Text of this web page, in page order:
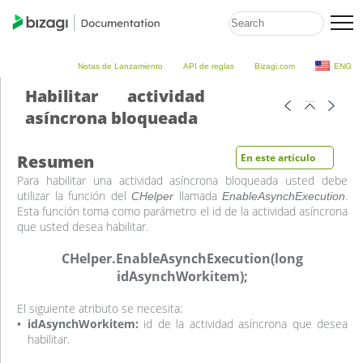
Notas de Lanzamiento API de reglas Bizagi.com ENG